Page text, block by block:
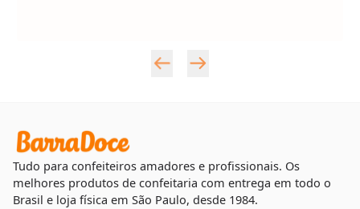
Tudo para confeiteiros amadores e profissionais. Os
melhores produtos de confeitaria com entrega em todo o
Brasil e loja física em São Paulo, desde 1984.